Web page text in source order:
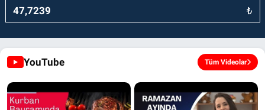
₺
YouTube Tüm Videolar